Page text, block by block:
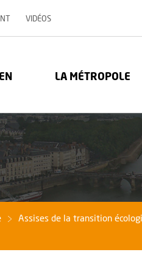
VIDÉOS, OUVRE UNE NOUVELLE
: Retour à l'accueil
LA MÉTROPOLE
Assises de la transition